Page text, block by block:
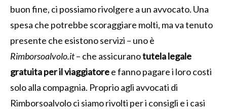
buon fine, ci possiamo rivolgere a un avvocato. Una
spesa che potrebbe scoraggiare molti, ma va tenuto
presente che esistono servizi – uno è
Rimborsoalvolo.it– che assicuranotutela legale
gratuita per il viaggiatoree fanno pagare i loro costi
solo alla compagnia. Proprio agli avvocati di
Rimborsoalvolo ci siamo rivolti per i consigli e i casi